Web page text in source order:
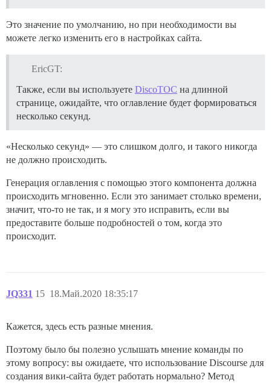
Это значение по умолчанию, но при необходимости вы
можете легко изменить его в настройках сайта.
EricGT:
Также, если вы используете DiscoTOC на длинной
странице, ожидайте, что оглавление будет формироваться
несколько секунд.
«Несколько секунд» — это слишком долго, и такого никогда
не должно происходить.
Генерация оглавления с помощью этого компонента должна
происходить мгновенно. Если это занимает столько времени,
значит, что-то не так, и я могу это исправить, если вы
предоставите больше подробностей о том, когда это
происходит.
JQ331 18.Май.2020 18:35:17
15
Кажется, здесь есть разные мнения.
Поэтому было бы полезно услышать мнение команды по
этому вопросу: вы ожидаете, что использование Discourse для
создания вики-сайта будет работать нормально? Метод